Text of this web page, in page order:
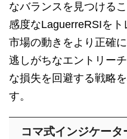
なバランスを見つける
感度なLaguerreRSIをト
市場の動きをより正確
逃しがちなエントリー
な損失を回避する戦略
す。
コマ式インジケータ